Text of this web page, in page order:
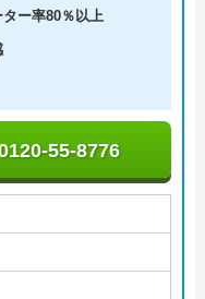
ー率80％以上
55-8776